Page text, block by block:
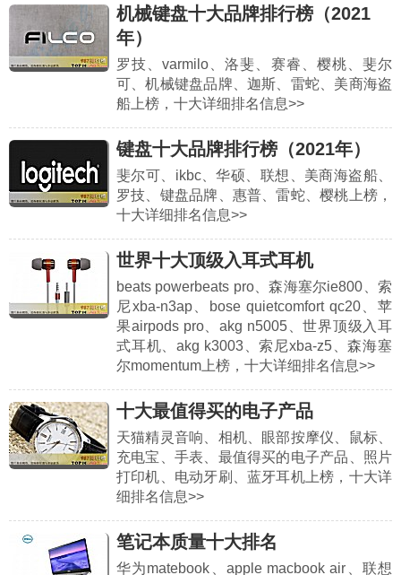
机械键盘十大品牌排行榜（2021
年）
罗技、varmilo、洛斐、赛睿、樱桃、斐尔
可、机械键盘品牌、迦斯、雷蛇、美商海盗
船上榜，十大详细排名信息>>
键盘十大品牌排行榜（2021年）
斐尔可、ikbc、华硕、联想、美商海盗船、
罗技、键盘品牌、惠普、雷蛇、樱桃上榜，
十大详细排名信息>>
世界十大顶级入耳式耳机
beats powerbeats pro、森海塞尔ie800、索
尼xba-n3ap、bose quietcomfort qc20、苹
果airpods pro、akg n5005、世界顶级入耳
式耳机、akg k3003、索尼xba-z5、森海塞
尔momentum上榜，十大详细排名信息>>
十大最值得买的电子产品
天猫精灵音响、相机、眼部按摩仪、鼠标、
充电宝、手表、最值得买的电子产品、照片
打印机、电动牙刷、蓝牙耳机上榜，十大详
细排名信息>>
笔记本质量十大排名
华为matebook、apple macbook air、联想